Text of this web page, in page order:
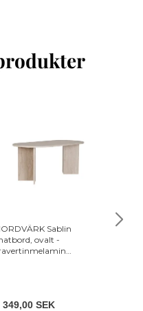
Sablin
ovalt -
349,00 SEK